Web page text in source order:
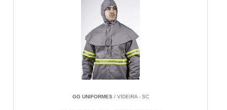
GG UNIFORMES/ VIDEIRA - SC